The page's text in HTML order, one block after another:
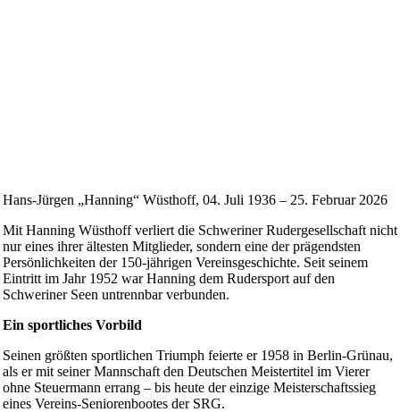
Hans-Jürgen „Hanning“ Wüsthoff, 04. Juli 1936 – 25. Februar 2026
Mit Hanning Wüsthoff verliert die Schweriner Rudergesellschaft nicht
nur eines ihrer ältesten Mitglieder, sondern eine der prägendsten
Persönlichkeiten der 150-jährigen Vereinsgeschichte. Seit seinem
Eintritt im Jahr 1952 war Hanning dem Rudersport auf den
Schweriner Seen untrennbar verbunden.
Ein sportliches Vorbild
Seinen größten sportlichen Triumph feierte er 1958 in Berlin-Grünau,
als er mit seiner Mannschaft den Deutschen Meistertitel im Vierer
ohne Steuermann errang – bis heute der einzige Meisterschaftssieg
eines Vereins-Seniorenbootes der SRG.